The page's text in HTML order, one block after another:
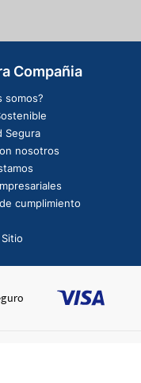
Compañia
somos?
Segura
nosotros
cumplimiento